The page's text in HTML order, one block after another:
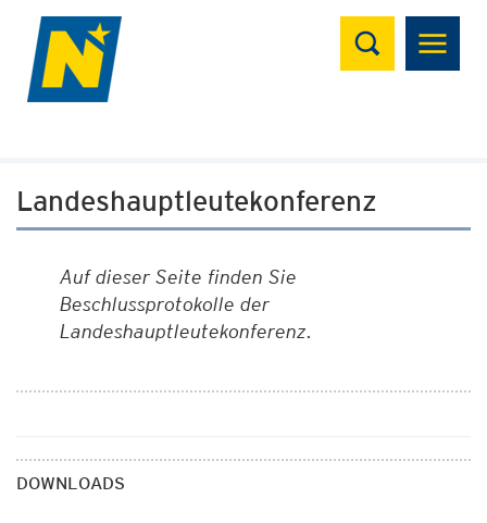
Suchen
Landeshauptleutekonferenz
Auf dieser Seite finden Sie
Beschlussprotokolle der
Landeshauptleutekonferenz.
DOWNLOADS